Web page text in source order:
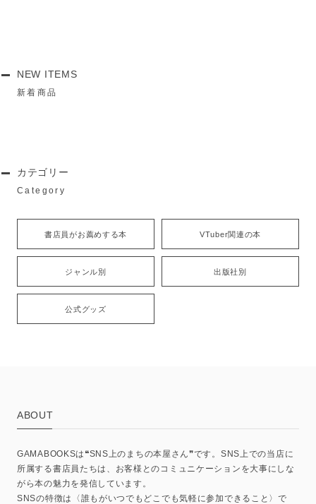
NEW ITEMS
新着商品
カテゴリー
Category
書店員がお薦めする本 VTuber関連の本
ジャンル別 出版社別
公式グッズ
ABOUT
GAMABOOKSは❝SNS上のまちの本屋さん❞です。SNS上での当店に
所属する書店員たちは、お客様とのコミュニケーションを大事にしな
がら本の魅力を発信しています。
SNSの特徴は〈誰もがいつでもどこでも気軽に参加できること〉で